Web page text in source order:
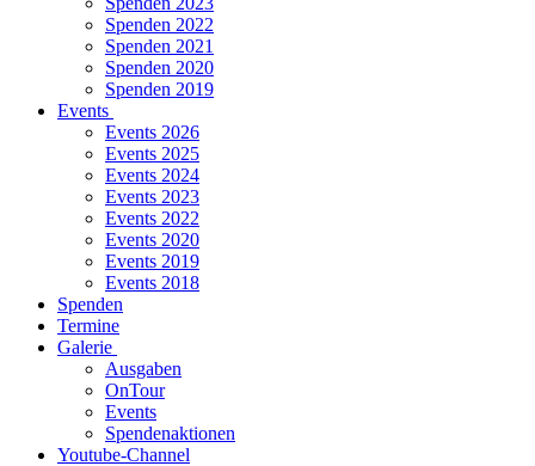
Spenden 2022
Spenden 2021
Spenden 2020
Spenden 2019
Events
Events 2026
Events 2025
Events 2024
Events 2023
Events 2022
Events 2020
Events 2019
Events 2018
Spenden
Termine
Galerie
Ausgaben
OnTour
Events
Spendenaktionen
Youtube-Channel